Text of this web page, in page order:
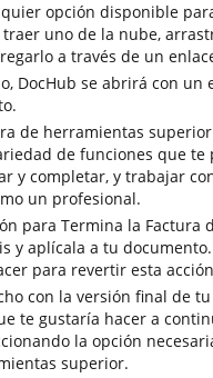
opción disponible
uno de la nube,
a través de un
DocHub se abrirá con un
de herramientas
de funciones que te
y completar, y trabajar
un profesional.
para Termina la Factura
y aplícala a tu
para revertir esta
con la versión final de
te gustaría hacer a
la opción
superior.